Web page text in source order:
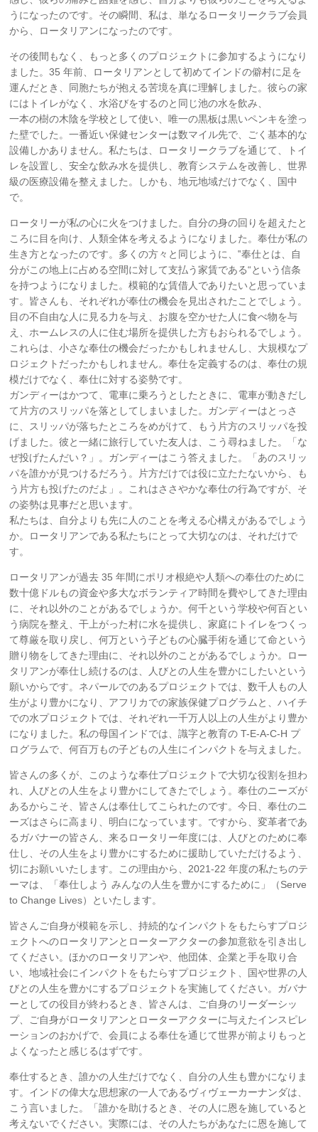
うになったのです。その瞬間、私は、単なるロータリークラブ会員
から、ロータリアンになったのです。
その後間もなく、もっと多くのプロジェクトに参加するようになり
ました。35 年前、ロータリアンとして初めてインドの僻村に足を
運んだとき、同胞たちが抱える苦境を真に理解しました。彼らの家
にはトイレがなく、水浴びをするのと同じ池の水を飲み、
一本の樹の木陰を学校として使い、唯一の黒板は黒いペンキを塗っ
た壁でした。一番近い保健センターは数マイル先で、ごく基本的な
設備しかありません。私たちは、ロータリークラブを通じて、トイ
レを設置し、安全な飲み水を提供し、教育システムを改善し、世界
級の医療設備を整えました。しかも、地元地域だけでなく、国中
で。
ロータリーが私の心に火をつけました。自分の身の回りを超えたと
ころに目を向け、人類全体を考えるようになりました。奉仕が私の
生き方となったのです。多くの方々と同じように、‟奉仕とは、自
分がこの地上に占める空間に対して支払う家賃である“という信条
を持つようになりました。模範的な賃借人でありたいと思っていま
す。皆さんも、それぞれが奉仕の機会を見出されたことでしょう。
目の不自由な人に見る力を与え、お腹を空かせた人に食べ物を与
え、ホームレスの人に住む場所を提供した方もおられるでしょう。
これらは、小さな奉仕の機会だったかもしれませんし、大規模なプ
ロジェクトだったかもしれません。奉仕を定義するのは、奉仕の規
模だけでなく、奉仕に対する姿勢です。
ガンディーはかつて、電車に乗ろうとしたときに、電車が動きだし
て片方のスリッパを落としてしまいました。ガンディーはとっさ
に、スリッパが落ちたところをめがけて、もう片方のスリッパを投
げました。彼と一緒に旅行していた友人は、こう尋ねました。「な
ぜ投げたんだい？」。ガンディーはこう答えました。「あのスリッ
パを誰かが見つけるだろう。片方だけでは役に立たたないから、も
う片方も投げたのだよ」。これはささやかな奉仕の行為ですが、そ
の姿勢は見事だと思います。
私たちは、自分よりも先に人のことを考える心構えがあるでしょう
か。ロータリアンである私たちにとって大切なのは、それだけで
す。
ロータリアンが過去 35 年間にポリオ根絶や人類への奉仕のために
数十億ドルもの資金や多大なボランティア時間を費やしてきた理由
に、それ以外のことがあるでしょうか。何千という学校や何百とい
う病院を整え、干上がった村に水を提供し、家庭にトイレをつくっ
て尊厳を取り戻し、何万という子どもの心臓手術を通じて命という
贈り物をしてきた理由に、それ以外のことがあるでしょうか。ロー
タリアンが奉仕し続けるのは、人びとの人生を豊かにしたいという
願いからです。ネパールでのあるプロジェクトでは、数千人もの人
生がより豊かになり、アフリカでの家族保健プログラムと、ハイチ
での水プロジェクトでは、それぞれ一千万人以上の人生がより豊か
になりました。私の母国インドでは、識字と教育の T-E-A-C-H プ
ログラムで、何百万もの子どもの人生にインパクトを与えました。
皆さんの多くが、このような奉仕プロジェクトで大切な役割を担わ
れ、人びとの人生をより豊かにしてきたでしょう。奉仕のニーズが
あるからこそ、皆さんは奉仕してこられたのです。今日、奉仕のニ
ーズはさらに高まり、明白になっています。ですから、変革者であ
るガバナーの皆さん、来るロータリー年度には、人びとのために奉
仕し、その人生をより豊かにするために援助していただけるよう、
切にお願いいたします。この理由から、2021-22 年度の私たちのテ
ーマは、「奉仕しよう みんなの人生を豊かにするために」（Serve
to Change Lives）といたします。
皆さんご自身が模範を示し、持続的なインパクトをもたらすプロジ
ェクトへのロータリアンとローターアクターの参加意欲を引き出し
てください。ほかのロータリアンや、他団体、企業と手を取り合
い、地域社会にインパクトをもたらすプロジェクト、国や世界の人
びとの人生を豊かにするプロジェクトを実施してください。ガバナ
ーとしての役目が終わるとき、皆さんは、ご自身のリーダーシッ
プ、ご自身がロータリアンとローターアクターに与えたインスピレ
ーションのおかげで、会員による奉仕を通じて世界が前よりもっと
よくなったと感じるはずです。
奉仕するとき、誰かの人生だけでなく、自分の人生も豊かになりま
す。インドの偉大な思想家の一人であるヴィヴェーカーナンダは、
こう言いました。「誰かを助けるとき、その人に恩を施していると
考えないでください。実際には、その人たちがあなたに恩を施して